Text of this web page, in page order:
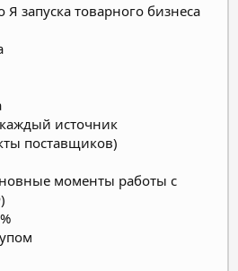
запуска товарного бизнеса
источник
поставщиков)
моменты работы с